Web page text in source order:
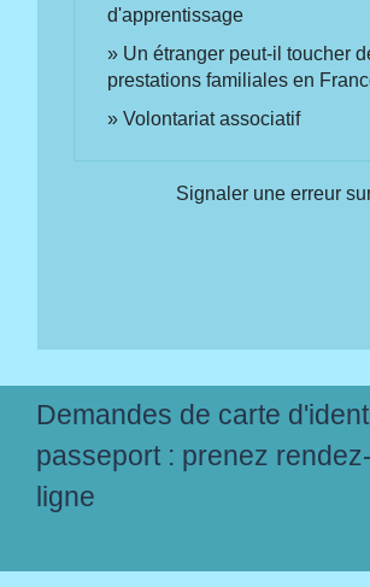
d'apprentissage
Un étranger peut-il toucher
prestations familiales en
Volontariat associatif
Signaler une erreur
Demandes de carte
passeport : prenez
ligne